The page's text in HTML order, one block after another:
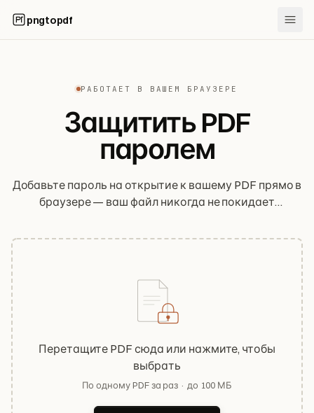
pngtopdf
РАБОТАЕТ В ВАШЕМ БРАУЗЕРЕ
Защитить PDF
паролем
Добавьте пароль на открытие к вашему PDF прямо в
браузере — ваш файл никогда не покидает
том, насколько именно сильна защита.
Перетащите PDF сюда или нажмите, чтобы
выбрать
По одному PDF за раз · до 100 МБ